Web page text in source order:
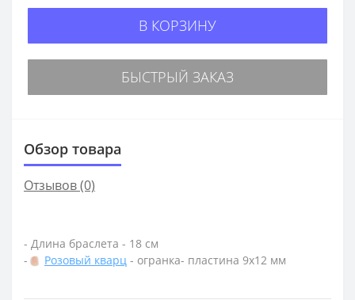
В КОРЗИНУ
БЫСТРЫЙ ЗАКАЗ
Обзор товара
Отзывов (0)
- Длина браслета - 18 см
-
Розовый кварц - огранка- пластина 9х12 мм